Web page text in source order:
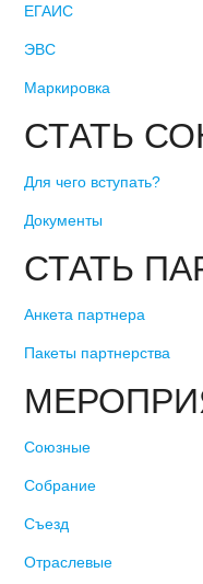
ЕГАИС
ЭВС
Маркировка
СТАТЬ
Для чего вступать?
Документы
СТАТЬ
Анкета партнера
Пакеты партнерства
Союзные
Собрание
Съезд
Отраслевые